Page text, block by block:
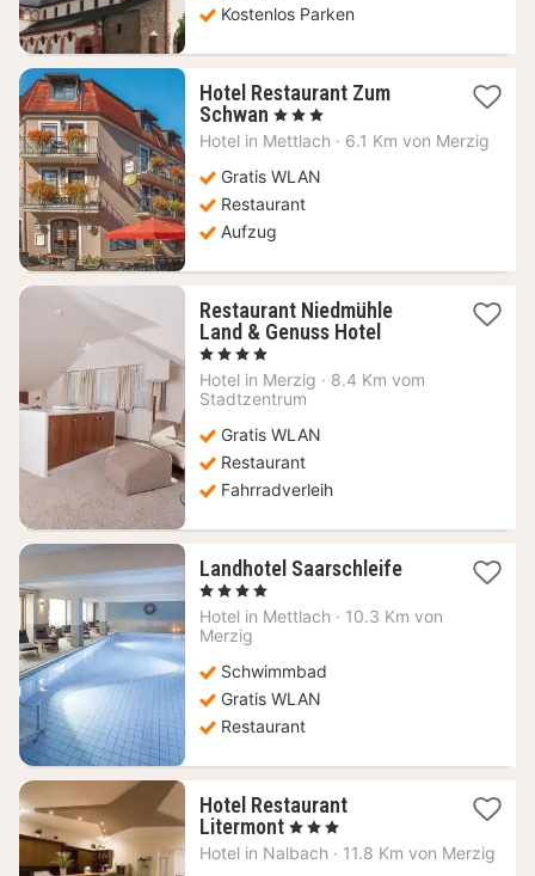
Kostenlos Parken
Hotel Restaurant Zum
Schwan 1
Nacht
111,21
€
, 3 Sterne
Hotel in Mettlach · 6.1 Km von Merzig
Gratis WLAN
Restaurant
Aufzug
Restaurant Niedmühle
Land & Genuss Hotel1
ab
, 4 Sterne
Hotel in Merzig · 8.4 Km vom
Stadtzentrum
Gratis WLAN
Restaurant
Fahrradverleih
Landhotel Saarschleife1
ab
, 4 Sterne
Hotel in Mettlach · 10.3 Km von
Merzig
Schwimmbad
Gratis WLAN
Restaurant
Hotel Restaurant
Litermont 1
Nacht
, 3 Sterne
Hotel in Nalbach · 11.8 Km von Merzig